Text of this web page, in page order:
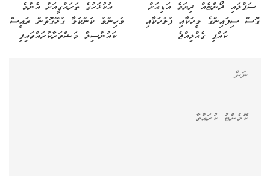
ސަޕްލައި ދޯންޏެއް ދިޔަވެ އަޑިއަށް
ގޮސް ސިފައިންގެ މީހަކާއި ފުލުހަކާއި
ކައްޕި ގެއްލިއްޖެ
އުކުޅަހުގެ ތަރައްގީއަށް އެންމެ
މުހިންމު ކަންކަމާ ގުޅޭގޮތުން ރައީސް
ކައުންސިލާ މަޝްވަރާކުރައްވައިފި